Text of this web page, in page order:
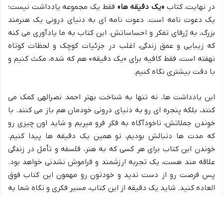
در نهایت، کتاب«یک دقیقه ها» فقط یک مجموعه یادداشت نیست؛
یک دعوت نامه است. دعوت نامه ای به دنیای درونی یک هنرمند
بزرگ، به ژرفای تفکر و احساساتش. این کتاب به ما یادآوری می کنه
که زیبایی و عمق زندگی، اغلب در جزئیات کوچک و لحظات کوتاه
نهفته است، فقط کافیه برای «یک دقیقه» هم که شده، مکث کنیم و
با دقت بیشتری نگاه کنیم.
این یادداشت ها، نه تنها به شناخت بهتر احمد نصرالهی کمک می
کنند، بلکه پنجره ای رو به دنیای درونی خودمان هم باز می کنند. با
خوندن جملاتش، ناخودآگاه به فکر فرو میریم و شاید اون چیزی رو
که مدت ها دنبالش بودیم، تو همین یک دقیقه ها پیدا کنیم.
خوندن این کتاب برای هر کسی که به هنر، فلسفه و تأمل در زندگی
علاقه مند هست، یک تجربه ارزشمند و فراموش نشدنی خواهد بود.
پس فرصت رو از دست ندید و خودتون رو مهمون این کتاب فوق
العاده کنید. شاید یک دقیقه از این کتاب، مسیر فکری و نگاه شما به